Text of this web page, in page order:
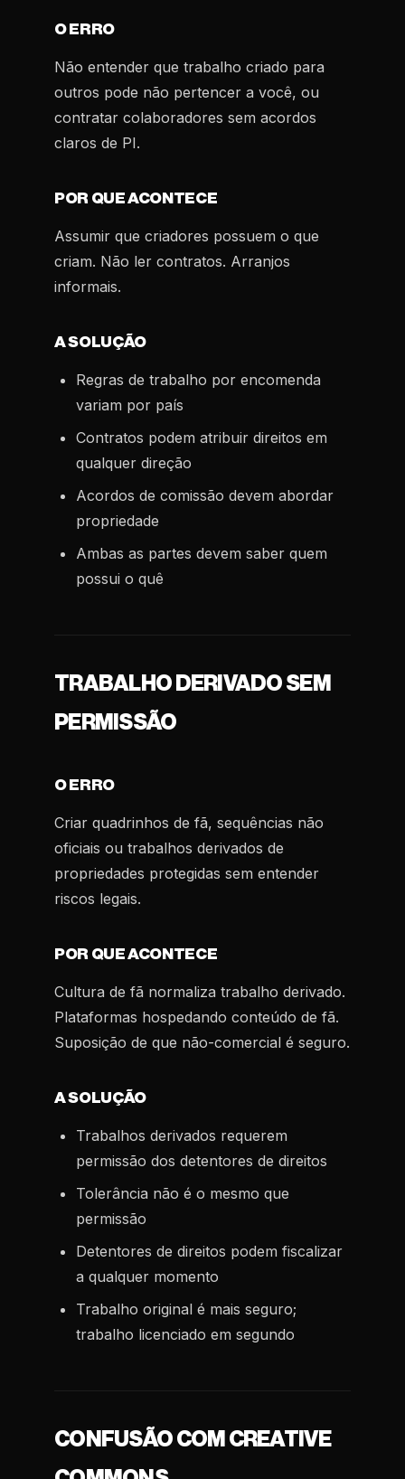
O ERRO
Não entender que trabalho criado para
outros pode não pertencer a você, ou
contratar colaboradores sem acordos
claros de PI.
POR QUE ACONTECE
Assumir que criadores possuem o que
criam. Não ler contratos. Arranjos
informais.
A SOLUÇÃO
Regras de trabalho por encomenda
variam por país
Contratos podem atribuir direitos em
qualquer direção
Acordos de comissão devem abordar
propriedade
Ambas as partes devem saber quem
possui o quê
TRABALHO DERIVADO SEM
PERMISSÃO
O ERRO
Criar quadrinhos de fã, sequências não
oficiais ou trabalhos derivados de
propriedades protegidas sem entender
riscos legais.
POR QUE ACONTECE
Cultura de fã normaliza trabalho derivado.
Plataformas hospedando conteúdo de fã.
Suposição de que não-comercial é seguro.
A SOLUÇÃO
Trabalhos derivados requerem
permissão dos detentores de direitos
Tolerância não é o mesmo que
permissão
Detentores de direitos podem fiscalizar
a qualquer momento
Trabalho original é mais seguro;
trabalho licenciado em segundo
CONFUSÃO COM CREATIVE